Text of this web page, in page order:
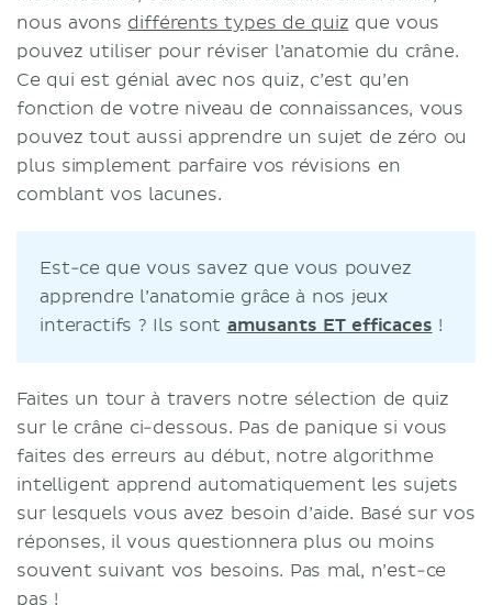
nous avons différents types de quiz que vous
pouvez utiliser pour réviser l’anatomie du crâne.
Ce qui est génial avec nos quiz, c’est qu’en
fonction de votre niveau de connaissances, vous
pouvez tout aussi apprendre un sujet de zéro ou
plus simplement parfaire vos révisions en
comblant vos lacunes.
Est-ce que vous savez que vous pouvez
apprendre l’anatomie grâce à nos jeux
interactifs ? Ils sont amusants ET efficaces !
Faites un tour à travers notre sélection de quiz
sur le crâne ci-dessous. Pas de panique si vous
faites des erreurs au début, notre algorithme
intelligent apprend automatiquement les sujets
sur lesquels vous avez besoin d’aide. Basé sur vos
réponses, il vous questionnera plus ou moins
souvent suivant vos besoins. Pas mal, n’est-ce
pas !